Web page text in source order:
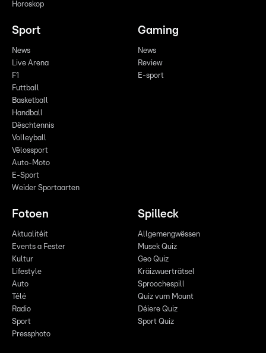
Horoskop
Sport
News
Live Arena
F1
Futtball
Basketball
Handball
Dëschtennis
Volleyball
Vëlossport
Auto-Moto
E-Sport
Weider Sportaarten
Gaming
News
Review
E-sport
Fotoen
Aktualitéit
Events a Fester
Kultur
Lifestyle
Auto
Télé
Radio
Sport
Pressphoto
Spilleck
Allgemengwëssen
Musek Quiz
Geo Quiz
Kräizwuerträtsel
Sproochespill
Quiz vum Mount
Déiere Quiz
Sport Quiz